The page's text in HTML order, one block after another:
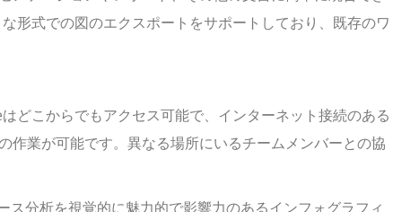
形式での図のエクスポートをサポートしており、既存のワ
どこからでもアクセス可能で、インターネット接続のある
業が可能です。異なる場所にいるチームメンバーとの協
分析を視覚的に魅力的で影響力のあるインフォグラフィ